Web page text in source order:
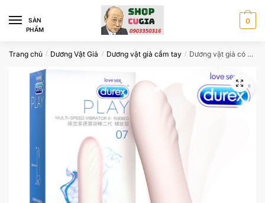
navigation
content
SÀN
PHẨM
0
Trang chủ / Dương Vật Giả / Dương vật giả cầm tay / Dương vật giả có rung DUREX danh tiếng CU6776